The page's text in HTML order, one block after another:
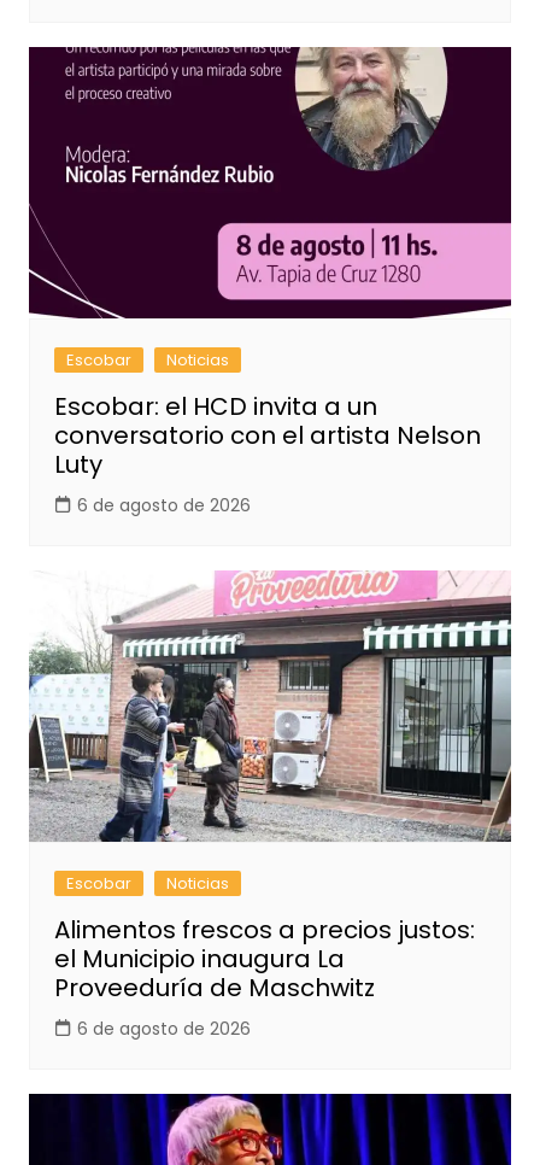
Escobar Noticias
Escobar: el HCD invita a un
conversatorio con el artista Nelson
Luty
6 de agosto de 2026
Escobar Noticias
Alimentos frescos a precios justos:
el Municipio inaugura La
Proveeduría de Maschwitz
6 de agosto de 2026